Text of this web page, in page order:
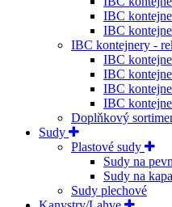
IBC
IBC
IBC kontejnery -
IBC
IBC
IBC
IBC
Doplňkový
Sudy
Plastové sudy
Sudy na
Sudy na
Sudy plechové